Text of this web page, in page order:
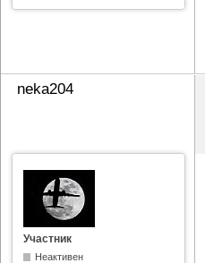
neka204
Участник
Неактивен